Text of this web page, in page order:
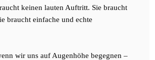
keinen lauten Auftritt. Sie braucht
braucht einfache und echte
wir uns auf Augenhöhe begegnen –